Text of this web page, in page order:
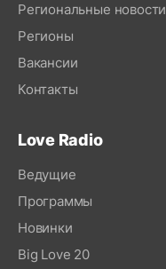
Региональные новости
Регионы
Вакансии
Контакты
Love Radio
Ведущие
Программы
Новинки
Big Love 20